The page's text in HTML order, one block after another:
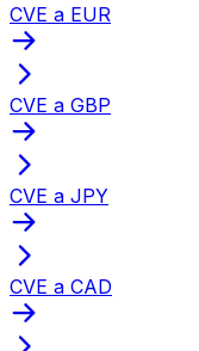
CVE a EUR
CVE a GBP
CVE a JPY
CVE a CAD